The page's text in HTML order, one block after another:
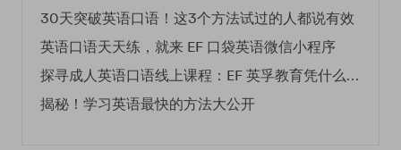
30天突破英语口语！这3个方法试过的人都说有效
英语口语天天练，就来 EF 口袋英语微信小程序
探寻成人英语口语线上课程：EF 英孚教育凭什么领航
揭秘！学习英语最快的方法大公开